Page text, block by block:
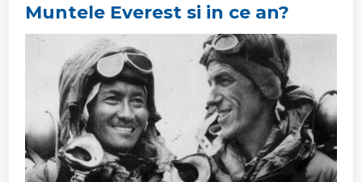
Muntele Everest si in ce an?